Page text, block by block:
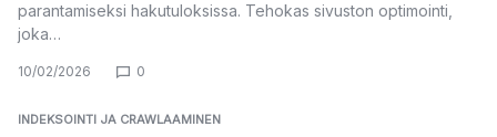
parantamiseksi hakutuloksissa. Tehokas sivuston optimointi,
joka…
10/02/2026 0
INDEKSOINTI JA CRAWLAAMINEN